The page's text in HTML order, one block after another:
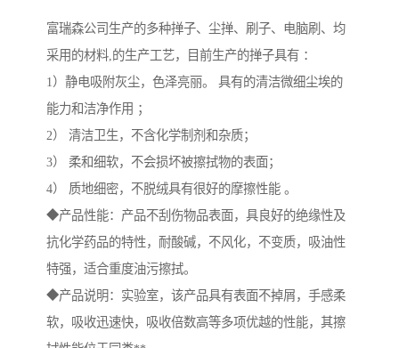
富瑞森公司生产的多种掸子、尘掸、刷子、电脑刷、均
采用的材料,的生产工艺，目前生产的掸子具有 ：
1）静电吸附灰尘，色泽亮丽。 具有的清洁微细尘埃的
能力和洁净作用 ；
2） 清洁卫生，不含化学制剂和杂质；
3） 柔和细软，不会损坏被擦拭物的表面；
4） 质地细密，不脱绒具有很好的摩擦性能 。
◆产品性能：产品不刮伤物品表面，具良好的绝缘性及
抗化学药品的特性，耐酸碱，不风化，不变质，吸油性
特强，适合重度油污擦拭。
◆产品说明：实验室，该产品具有表面不掉屑，手感柔
软，吸收迅速快，吸收倍数高等多项优越的性能，其擦